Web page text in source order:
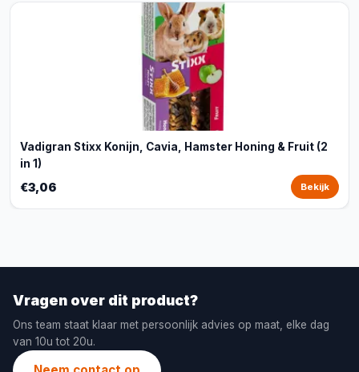
Vadigran Stixx Konijn, Cavia, Hamster Honing & Fruit (2
in 1)
€3,06 Bekijk
Vragen over dit product?
Ons team staat klaar met persoonlijk advies op maat, elke dag
van 10u tot 20u.